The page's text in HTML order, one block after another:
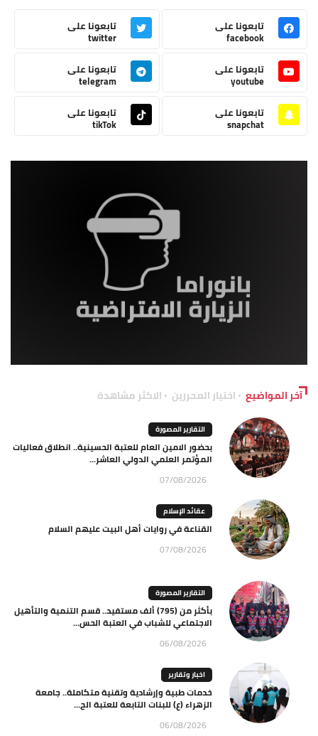
تابعونا على
facebook
تابعونا على
twitter
تابعونا على
youtube
تابعونا على
telegram
تابعونا على
snapchat
تابعونا على
tikTok
آخر المواضيع اختيار المحررين الاكثر مشاهدة
التقارير المصورة
بحضور الامين العام للعتبة الحسينية.. انطلاق فعاليات
المؤتمر العلمي الدولي العاشر...
07/08/2026
عقائد الإسلام
القناعة في روايات أهل البيت عليهم السلام
07/08/2026
التقارير المصورة
بأكثر من (795) ألف مستفيد.. قسم التنمية والتأهيل
الاجتماعي للشباب في العتبة الحس...
06/08/2026
اخبار وتقارير
خدمات طبية وإرشادية وتقنية متكاملة.. جامعة
الزهراء (ع) للبنات التابعة للعتبة الح...
06/08/2026